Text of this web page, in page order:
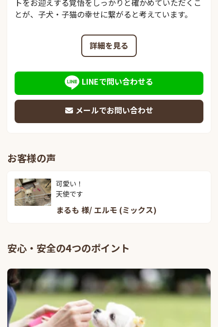
トをお迎えする覚悟をしっかりと確かめていただくこ
とが、子犬・子猫の幸せに繋がると考えています。
詳細を見る
LINEで問い合わせる
メールでお問い合わせ
お客様の声
可愛い！
天使です
まるも 様/ エルモ (ミックス)
安心・安全の4つのポイント